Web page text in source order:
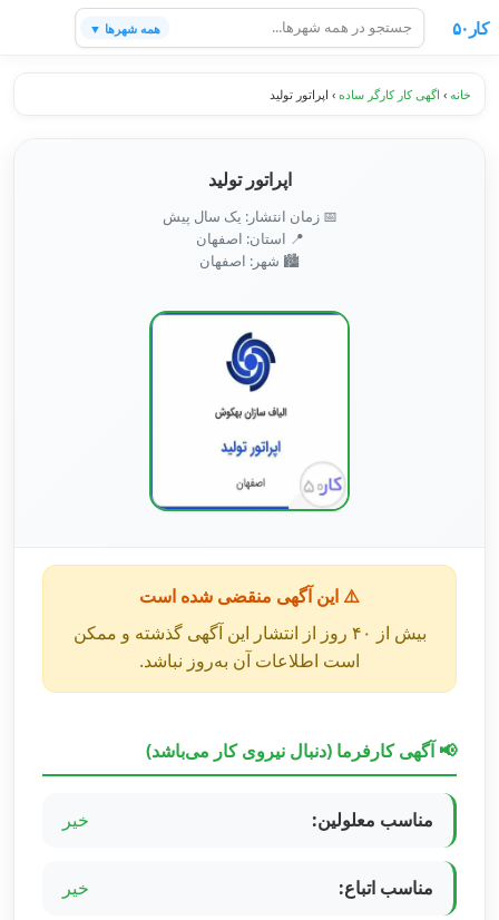
کار۵۰ همه شهرها ▼
خانه › اگهی کار کارگر ساده › اپراتور تولید
اپراتور تولید
📅 زمان انتشار: یک سال پیش
📍 استان: اصفهان
🏙️ شهر: اصفهان
⚠️ این آگهی منقضی شده است
بیش از ۴۰ روز از انتشار این آگهی گذشته و ممکن
است اطلاعات آن به‌روز نباشد.
📢 آگهی کارفرما (دنبال نیروی کار می‌باشد)
مناسب معلولین: خیر
مناسب اتباع: خیر